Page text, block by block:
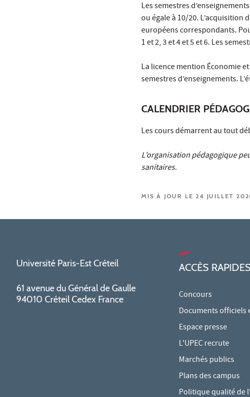
Les semestres
ou égale à 10/20. L’acquisition
européens correspondants.
1 et 2, 3 et 4 et 5 et 6. Les
La licence mention Économie
semestres d’enseignements.
CALENDRIER
Les cours démarrent au tout
L’organisation pédagogique
sanitaires.
MIS À JOUR LE 24 JUILLET
Université Paris-Est Créteil
61 avenue du Général de Gaulle
94010 Créteil Cedex France
ACCÈS RAPIDES
Concours
Documents officiels
Espace presse
L'UPEC recrute
Marchés publics
Plans des campus
Politique qualité de